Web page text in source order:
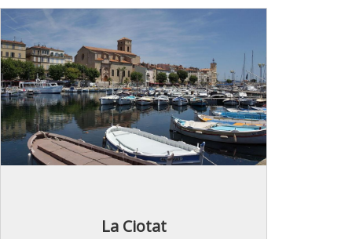
La Ciotat